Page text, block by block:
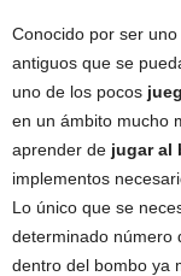
Conocido por ser
antiguos que se
uno de los pocos
en un ámbito mucho
aprender de jugar al
implementos
Lo único que se
determinado número
dentro del bombo ya